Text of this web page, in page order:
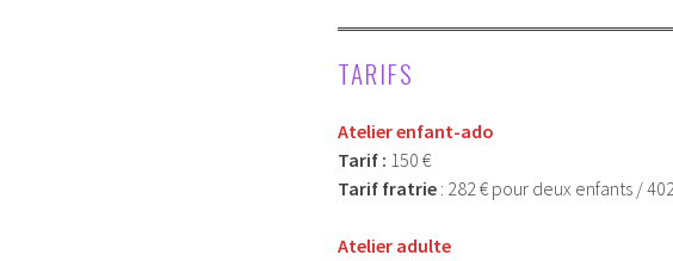
TARIFS
Atelier enfant-ado
Tarif : 150 €
Tarif fratrie : 282 € pour deux enfants /
Atelier adulte